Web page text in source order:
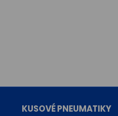
KUSOVÉ PNEUMATIKY